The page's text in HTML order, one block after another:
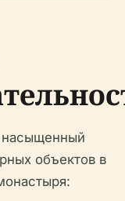
объектов в